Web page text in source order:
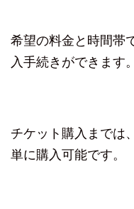
希望の料金と時間帯
入手続きができます。
チケット購入までは
単に購入可能です。